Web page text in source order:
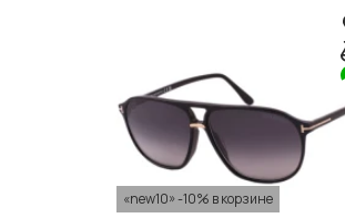
«new10» -10% в корзине